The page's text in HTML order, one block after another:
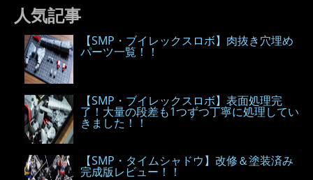
人気記事
【SMP・ブイレックスロボ】肉抜き穴埋め
パーツ一覧！！
【SMP・ブイレックスロボ】表面処理完
了！大量の段差も1つずつ丁寧に処理してい
きました！！
【SMP・タイムシャドウ】改修＆塗装済み
完成版レビュー！！